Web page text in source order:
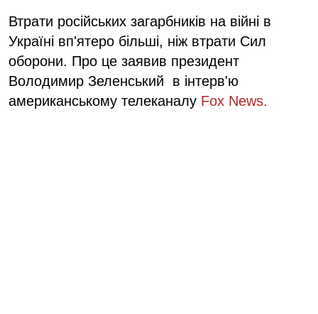
Втрати російських загарбників на війні в
Україні вп'ятеро більші, ніж втрати Сил
оборони. Про це заявив президент
Володимир Зеленський в інтерв'ю
американському телеканалу Fox News.